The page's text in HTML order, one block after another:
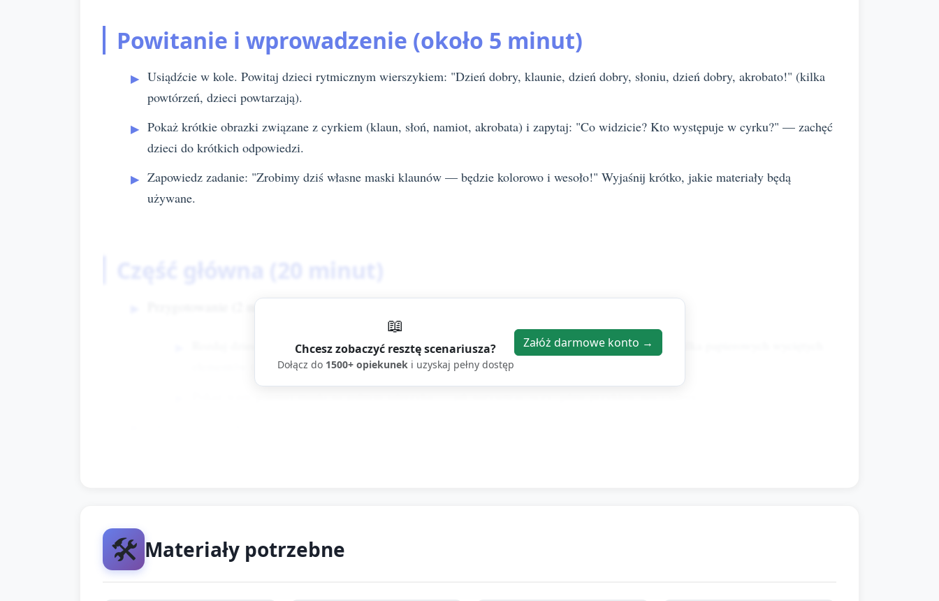
Powitanie i wprowadzenie (około 5 minut)
Usiądźcie w kole. Powitaj dzieci rytmicznym wierszykiem: "Dzień dobry, klaunie, dzień dobry, słoniu, dzień dobry, akrobato!" (kilka
powtórzeń, dzieci powtarzają).
Pokaż krótkie obrazki związane z cyrkiem (klaun, słoń, namiot, akrobata) i zapytaj: "Co widzicie? Kto występuje w cyrku?" — zachęć
dzieci do krótkich odpowiedzi.
Zapowiedz zadanie: "Zrobimy dziś własne maski klaunów — będzie kolorowo i wesoło!" Wyjaśnij krótko, jakie materiały będą
używane.
Część główna (20 minut)
Przygotowanie (2 minuty):
Rozdaj dzieciom po papierowym talerzyku, kleju w sztyfcie, kredkach/mazakach lub farbkach, kilka papierowych wyciętych
elementów (oczy, uśmiech, kapelusz), pompony i kawałki włóczki.
Za pomocą dziurkacza (opiekun) lub nożyczek (jeśli dzieci są wprawne) zrób otwory po bokach talerzyka i przywiąż włóczkę
— dzięki temu maska można założyć. Alternatywnie przymocuj patyczek popsicle do spodu jako uchwyt.
📖
Chcesz zobaczyć resztę scenariusza?
Dołącz do 1500+ opiekuneki uzyskaj pełny dostęp
Załóż darmowe konto →
🛠️ Materiały potrzebne